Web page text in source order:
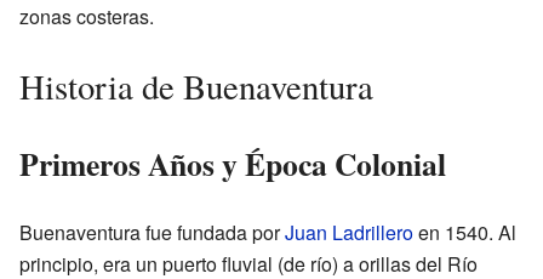
zonas costeras.
Historia de Buenaventura
Primeros Años y Época Colonial
Buenaventura fue fundada porJuan Ladrilleroen 1540. Al
principio, era un puerto fluvial (de río) a orillas del Río